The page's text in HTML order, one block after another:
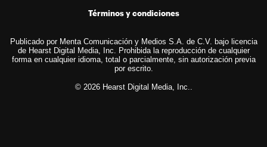
Términos y condiciones
Publicado por Menta Comunicación y Medios S.A. de C.V. bajo licencia
de Hearst Digital Media, Inc. Prohibida la reproducción de cualquier
forma en cualquier idioma, total o parcialmente, sin autorización previa
por escrito.
© 2026 Hearst Digital Media, Inc..